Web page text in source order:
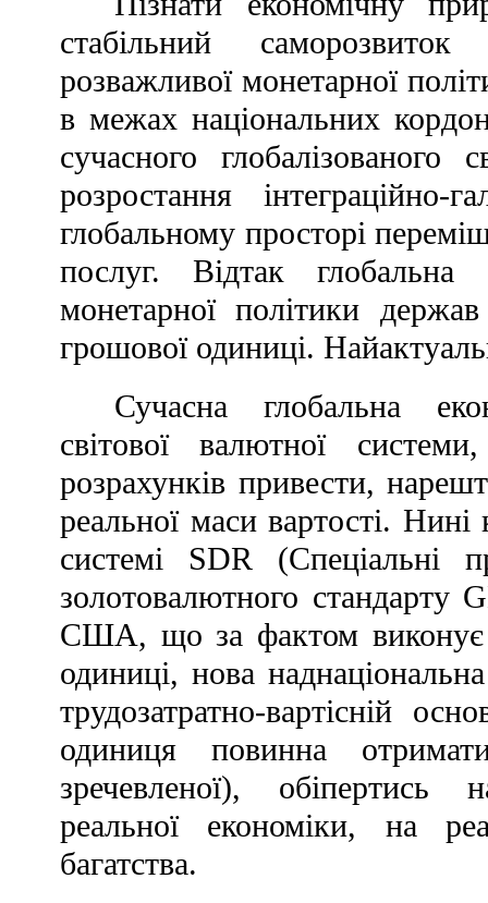
стабільний
розважливої монетарної
в межах національних
сучасного глобалізованого
розростання
глобальному просторі
послуг. Відтак глобальна
монетарної політики
грошової одиниці.
Сучасна глобальна
світової валютної
розрахунків привести,
реальної маси вартості. Нині
системі SDR (Спеціальні
золотовалютного стандарту
США, що за фактом виконує
одиниці, нова
трудозатратно-вартісній
одиниця повинна
зречевленої), обіпертись
реальної економіки, на
багатства.